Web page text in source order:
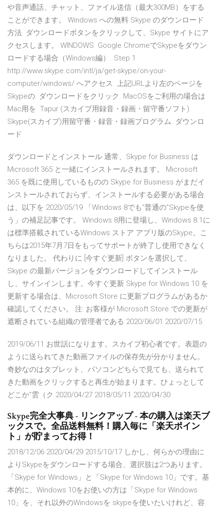
や音声通話、チャット、ファイル送信（最大300MB）をする
ことができます。 Windows への無料 Skype のダウンロード
方法. ダウンロードボタンをクリックして、Skype サイトにア
クセスします。 WINDOWS Google ChromeでSkypeをダウン
ロードする場合（Windows編）. Step 1
http://www.skype.com/intl/ja/get-skype/on-your-
computer/windows/ へアクセス. 上記URLより左のページを
Skypeの. ダウンロードをクリック. MacOSをご利用の場合は
Mac用を Tapur (スカイプ用録音・録画・留守番ソフト).
Skype(スカイプ)用留守番・録音・録画プログラム. ダウンロ
ード
ダウンロードとインストール 通常、Skype for Business は
Microsoft 365 と一緒にインストールされます。 Microsoft
365 を既に使用しているものの Skype for Business がまだイ
ンストールされておらず、インストールする必要がある場合
は、以下を 2020/05/19 「Windows 8でも“普通の”Skypeを使
う」の補足記事です。 Windows 8用に登場し、Windows 8.1に
は標準搭載されているWindows ストア アプリ版のSkype。こ
ちらは2015年7月7日をもってサポートが終了し使用できなく
なりました。 代わりに [今すぐ更新] ボタンを選択して、
Skype の最新バージョンをダウンロードしてインストール
し、サインインします。今すぐ更新 Skype for Windows 10 を
更新する場合は、Microsoft Store に更新プログラムがあるか
確認してください。 注: お客様が Microsoft Store での更新が
遮断されている組織の管理者である 2020/06/01 2020/07/15
2019/06/11 お世話になります。スカイプ初心者です。表題の
ように送られてきた動画ファイルの保存先が分かりません。
奇妙なのはタブレット、パソコンどちらで見ても、送られて
きた動画をクリックすると再生が始まります。ひょっとして
どこか"雲（ク 2020/04/27 2018/05/11 2020/04/30
Skype完全大事典 - リンクアップ - 本の購入は楽天ブ
ックスで。全品送料無料！購入毎に「楽天ポイン
ト」が貯まってお得！
2018/12/06 2020/04/29 2015/10/17 しかし、何らかの理由に
よりSkypeをダウンロードする場合、選択肢は2つあります。
「Skype for Windows」と「Skype for Windows 10」です。基
本的に、Windows 10をお使いの方は「Skype for Windows
10」を、それ以外のWindowsを skypeを使いたいけれど、容